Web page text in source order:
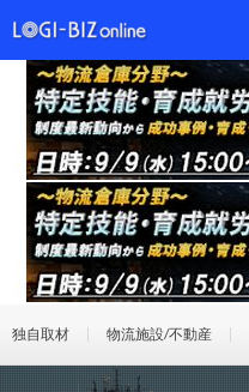
独自取材 物流施設/不動産